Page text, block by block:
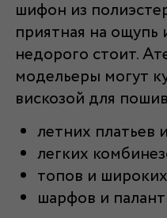
шифон из
приятная на ощупь
недорого стоит.
модельеры могут
вискозой для
летних платьев
легких
топов и
шарфов и